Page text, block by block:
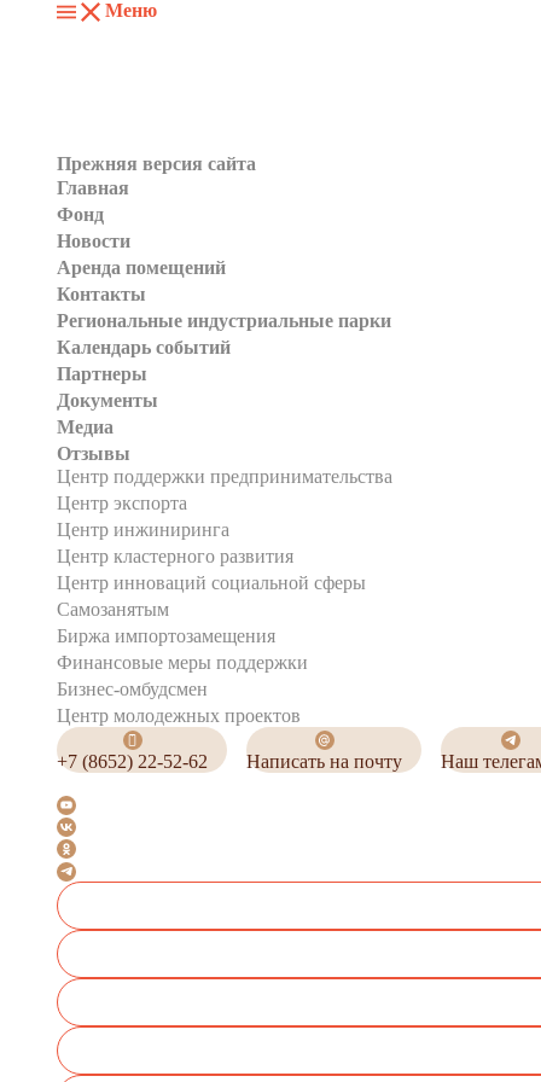
Меню
Прежняя версия сайта
Главная
Фонд
Новости
Аренда помещений
Контакты
Региональные индустриальные парки
Календарь событий
Партнеры
Документы
Медиа
Отзывы
Центр поддержки предпринимательства
Центр экспорта
Центр инжиниринга
Центр кластерного развития
Центр инноваций социальной сферы
Cамозанятым
Биржа импортозамещения
Финансовые меры поддержки
Бизнес-омбудсмен
Центр молодежных проектов
+7 (8652) 22-52-62 Написать на почту Наш